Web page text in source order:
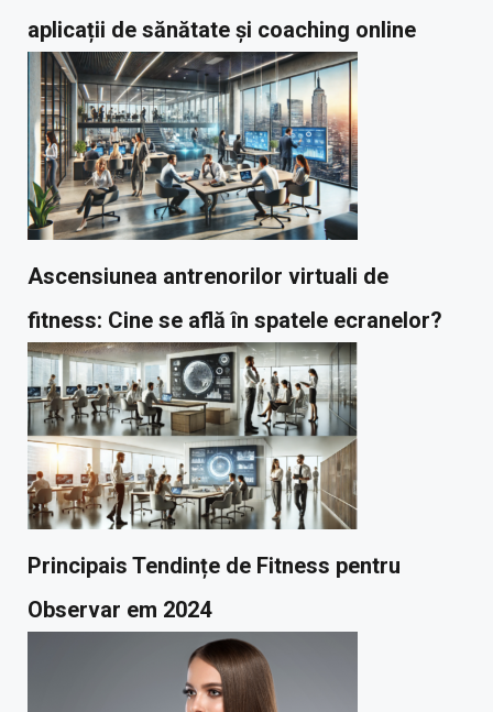
aplicații de sănătate și coaching online
Ascensiunea antrenorilor virtuali de
fitness: Cine se află în spatele ecranelor?
Principais Tendințe de Fitness pentru
Observar em 2024